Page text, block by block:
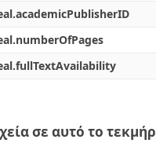
σε αυτό το